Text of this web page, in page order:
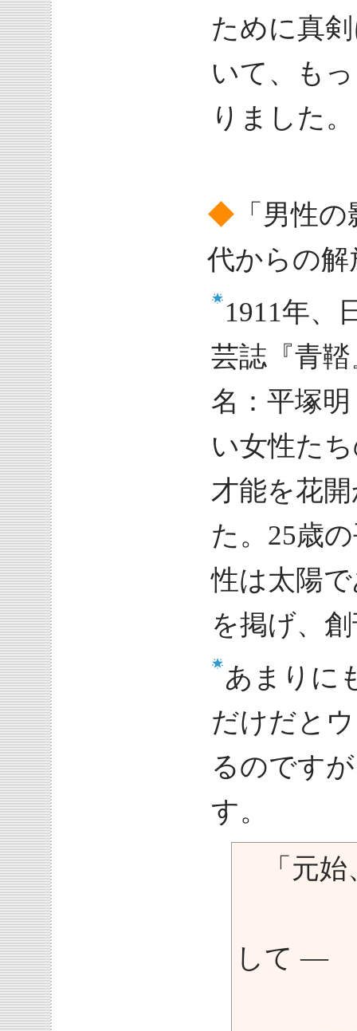
ために真
いて、も
りました。
◆ 「男性
代からの解
1911年、
芸誌『青
名：平塚
い女性た
才能を花
た。25歳
性は太陽
を掲げ、
あまりに
だけだと
るのです
す。
「元始
して ―